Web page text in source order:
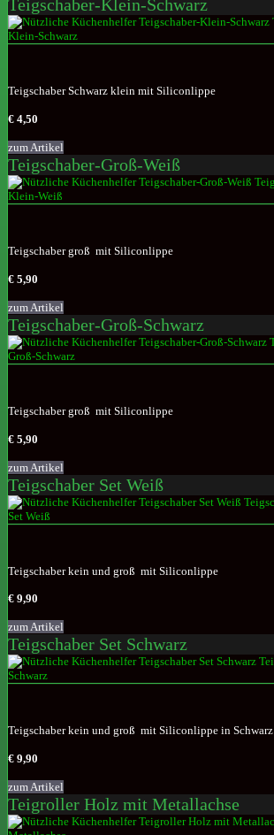
Teigschaber-Klein-Schwarz
Teigschaber Schwarz klein mit Siliconlippe
€ 4,50
zum Artikel
Teigschaber-Groß-Weiß
Teigschaber groß mit Siliconlippe
€ 5,90
zum Artikel
Teigschaber-Groß-Schwarz
Teigschaber groß mit Siliconlippe
€ 5,90
zum Artikel
Teigschaber Set Weiß
Teigschaber kein und groß mit Siliconlippe
€ 9,90
zum Artikel
Teigschaber Set Schwarz
Teigschaber kein und groß mit Siliconlippe in Schwarz
€ 9,90
zum Artikel
Teigroller Holz mit Metallachse